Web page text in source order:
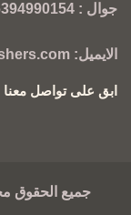
جوال :
الايميل:
ابق على تواصل معنا
جميع الحقوق محفوظة © 2026